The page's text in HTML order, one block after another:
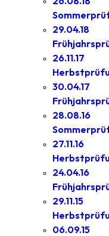
29.04.18
26.11.17
30.04.17
28.08.16
27.11.16
24.04.16
29.11.15
06.09.15